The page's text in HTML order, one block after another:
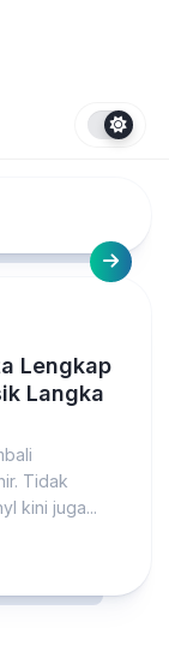
Lengkap
Langka
Tidak
kini juga...